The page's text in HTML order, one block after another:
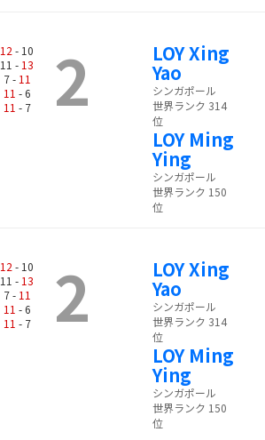
12 - 10
11 - 13
7 - 11
11 - 6
11 - 7 2 LOY Xing
Yao
シンガポール
世界ランク 314
位
LOY Ming
Ying
シンガポール
世界ランク 150
位
12 - 10
11 - 13
7 - 11
11 - 6
11 - 7 2 LOY Xing
Yao
シンガポール
世界ランク 314
位
LOY Ming
Ying
シンガポール
世界ランク 150
位